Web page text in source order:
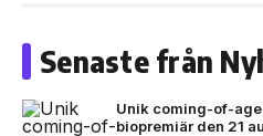
Senaste från
Unik coming-of-age
biopremiär den 21